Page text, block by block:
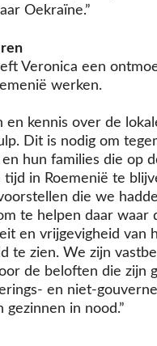
Oekraïne.”
Veronica een
werken.
en kennis over de
Dit is nodig om
hun families die op
in Roemenië te
die we
te helpen daar waar
en vrijgevigheid van
te zien. We zijn
de beloften die zijn
en niet-
gezinnen in nood.”